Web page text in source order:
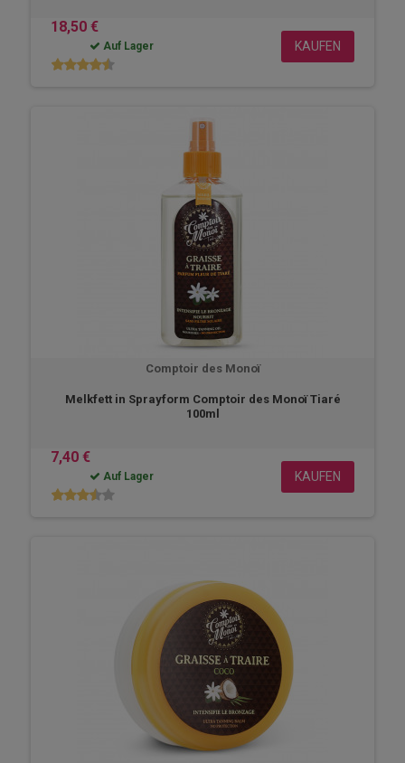
18,50 €
Auf Lager KAUFEN
Comptoir des Monoï
Melkfett in Sprayform Comptoir des Monoï Tiaré
100ml
7,40 €
Auf Lager KAUFEN